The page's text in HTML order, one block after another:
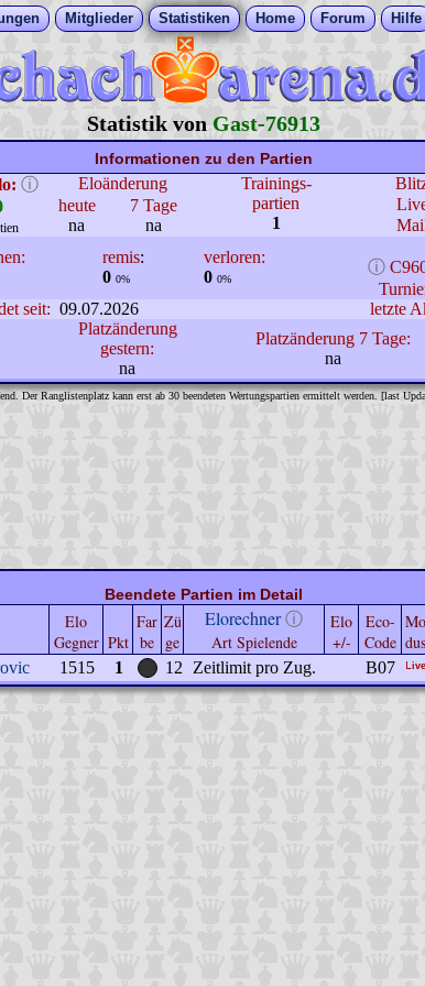
Mitglieder Statistiken Home Forum Hilfe
Statistik von Gast-76913
Informationen zu den Partien
ⓘ
Eloänderung
Trainings-
partien
1
heute
na
7 Tage
na
remis:
0 0%
verloren:
0 0%
ⓘ
seit: 09.07.2026 letzte
Platzänderung
gestern:
na
Platzänderung 7 Tage:
na
Der Ranglistenplatz kann erst ab 30 beendeten Wertungspartien ermittelt werden. [last
Beendete Partien im Detail
Elo
Gegner Pkt
Far
be
Zü
ge
Elorechnerⓘ
Art Spielende
Elo
+/-
Eco-
Code
Mo
dus
1515 1 12 Zeitlimit pro Zug. B07